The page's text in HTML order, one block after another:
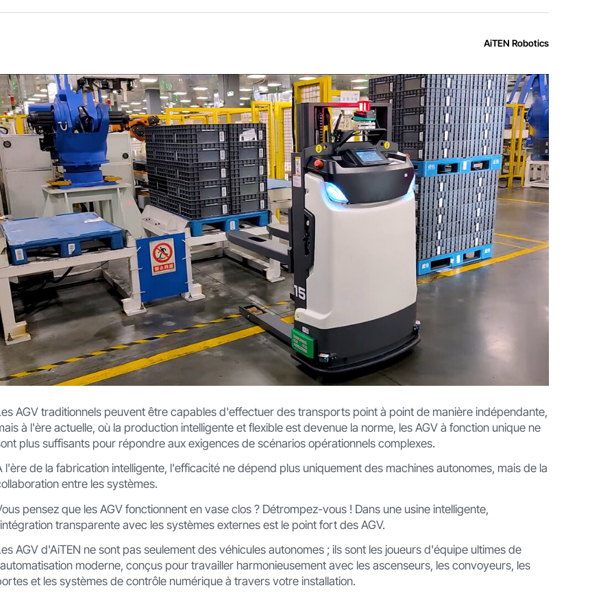
AiTEN Robotics
AGV traditionnels peuvent être capables d'effectuer des transports point à point de manière indépendante,
à l'ère actuelle, où la production intelligente et flexible est devenue la norme, les AGV à fonction unique ne
plus suffisants pour répondre aux exigences de scénarios opérationnels complexes.
l'ère de la fabrication intelligente, l'efficacité ne dépend plus uniquement des machines autonomes, mais de la
entre les systèmes.
pensez que les AGV fonctionnent en vase clos ? Détrompez-vous ! Dans une usine intelligente,
transparente avec les systèmes externes est le point fort des AGV.
AGV d'AiTEN ne sont pas seulement des véhicules autonomes ; ils sont les joueurs d'équipe ultimes de
moderne, conçus pour travailler harmonieusement avec les ascenseurs, les convoyeurs, les
et les systèmes de contrôle numérique à travers votre installation.